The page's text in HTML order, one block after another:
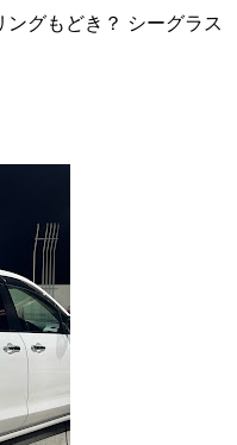
グもどき？ シーグラス